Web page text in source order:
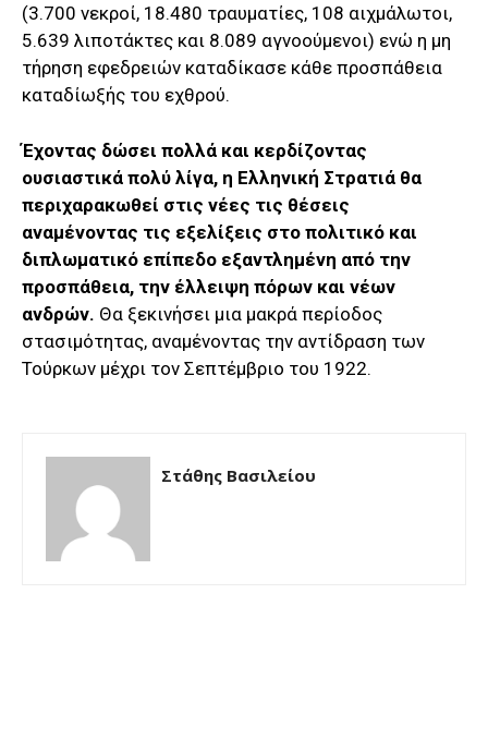
(3.700 νεκροί, 18.480 τραυματίες, 108 αιχμάλωτοι,
5.639 λιποτάκτες και 8.089 αγνοούμενοι) ενώ η μη
τήρηση εφεδρειών καταδίκασε κάθε προσπάθεια
καταδίωξής του εχθρού.
Έχοντας δώσει πολλά και κερδίζοντας
ουσιαστικά πολύ λίγα, η Ελληνική Στρατιά θα
περιχαρακωθεί στις νέες τις θέσεις
αναμένοντας τις εξελίξεις στο πολιτικό και
διπλωματικό επίπεδο εξαντλημένη από την
προσπάθεια, την έλλειψη πόρων και νέων
ανδρών. Θα ξεκινήσει μια μακρά περίοδος
στασιμότητας, αναμένοντας την αντίδραση των
Τούρκων μέχρι τον Σεπτέμβριο του 1922.
Στάθης Βασιλείου